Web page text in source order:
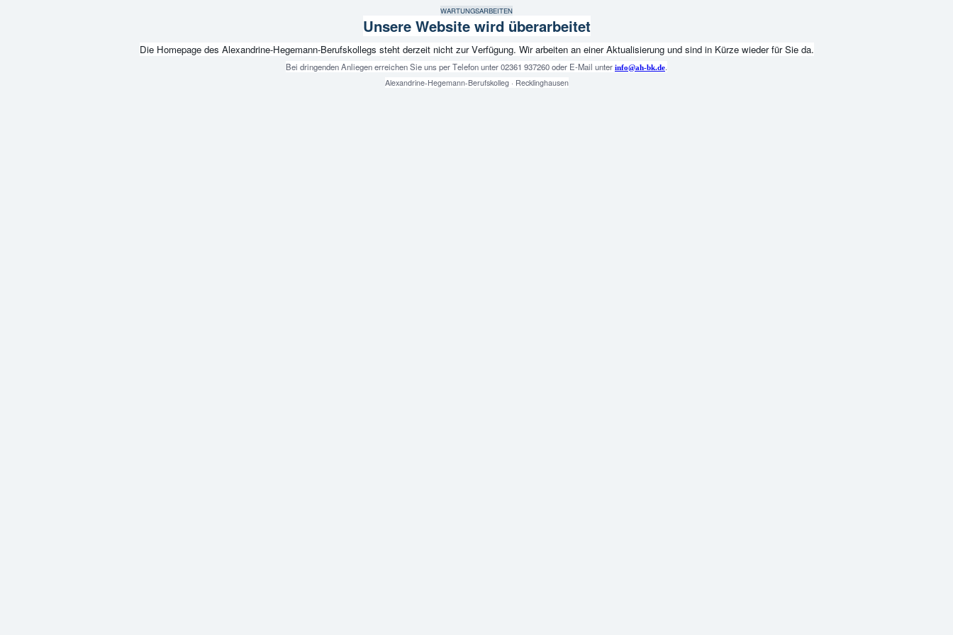
WARTUNGSARBEITEN
Unsere Website wird überarbeitet
Die Homepage des Alexandrine-Hegemann-Berufskollegs steht derzeit nicht zur Verfügung. Wir arbeiten an einer Aktualisierung und sind in Kürze wieder für Sie da.
Bei dringenden Anliegen erreichen Sie uns per Telefon unter 02361 937260 oder E-Mail unter info@ah-bk.de.
Alexandrine-Hegemann-Berufskolleg · Recklinghausen